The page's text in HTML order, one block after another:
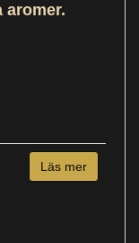
aromer.
Läs mer